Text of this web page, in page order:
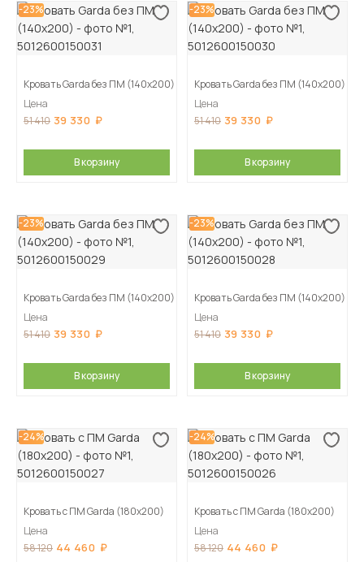
-23%
Кровать Garda без ПМ (140х200)
Цена
51 410 39 330
В корзину
-23%
Кровать Garda без ПМ (140х200)
Цена
51 410 39 330
В корзину
-23%
Кровать Garda без ПМ (140х200)
Цена
51 410 39 330
В корзину
-23%
Кровать Garda без ПМ (140х200)
Цена
51 410 39 330
В корзину
-24%
Кровать с ПМ Garda (180х200)
Цена
58 120 44 460
-24%
Кровать с ПМ Garda (180х200)
Цена
58 120 44 460